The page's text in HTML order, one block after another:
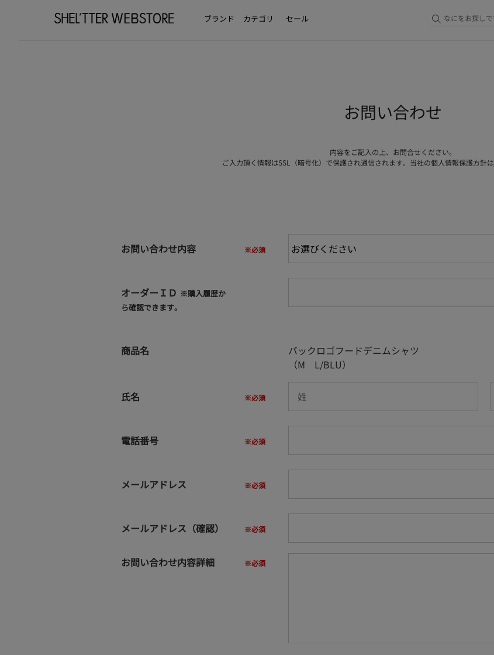
ブランド カテゴリ セール
お問い合わせ
内容をご記入の上、お問合せください。
ご入力頂く情報はSSL（暗号化）で保護され通信されます。当社の個人情報保護方針は
お問い合わせ内容
オーダーＩＤ ※購入履歴か
ら確認できます。
商品名
バックロゴフードデニムシャツ
（M L/BLU）
氏名
電話番号
メールアドレス
メールアドレス（確認）
お問い合わせ内容詳細